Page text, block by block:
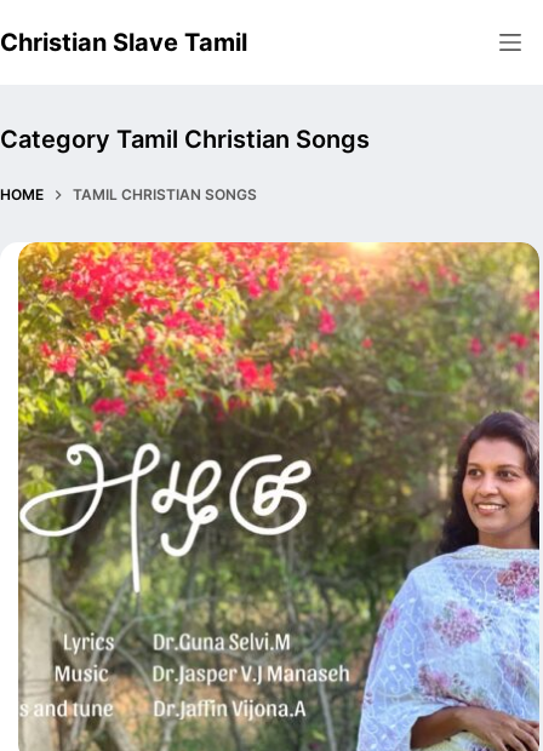
to
Christian Slave Tamil
Category Tamil Christian Songs
HOME TAMIL CHRISTIAN SONGS